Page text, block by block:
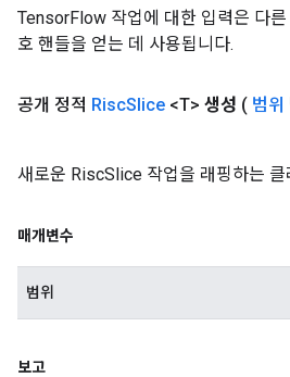
TensorFlow 작업에 대한 입력은 다
호 핸들을 얻는 데 사용됩니다.
공개 정적 RiscSlice <T> 생성 ( 범위
새로운 RiscSlice 작업을 래핑하는
매개변수
범위
보고